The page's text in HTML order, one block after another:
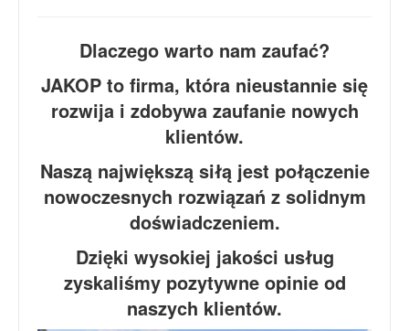
Dlaczego warto nam zaufać?
JAKOP to firma, która nieustannie się
rozwija i zdobywa zaufanie nowych
klientów.
Naszą największą siłą jest połączenie
nowoczesnych rozwiązań z solidnym
doświadczeniem.
Dzięki wysokiej jakości usług
zyskaliśmy pozytywne opinie od
naszych klientów.